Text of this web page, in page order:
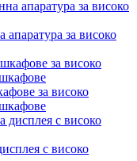
апаратура за високо
за високо
с високо